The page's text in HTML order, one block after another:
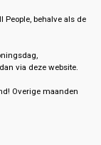
People, behalve als de
via deze website.
Overige maanden